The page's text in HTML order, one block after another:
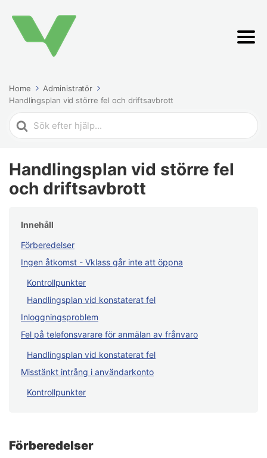
Home
Administratör
Handlingsplan vid större fel och driftsavbrott
Search
For
Handlingsplan vid större fel
och driftsavbrott
Innehåll
Förberedelser
Ingen åtkomst - Vklass går inte att öppna
Kontrollpunkter
Handlingsplan vid konstaterat fel
Inloggningsproblem
Fel på telefonsvarare för anmälan av frånvaro
Handlingsplan vid konstaterat fel
Misstänkt intrång i användarkonto
Kontrollpunkter
Förberedelser